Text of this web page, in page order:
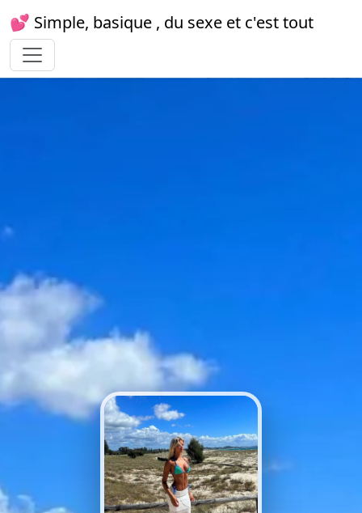
💕 Simple, basique , du sexe et c'est tout